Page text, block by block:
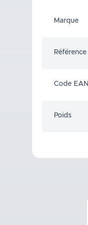
Marque
Référence
Code EAN
Poids